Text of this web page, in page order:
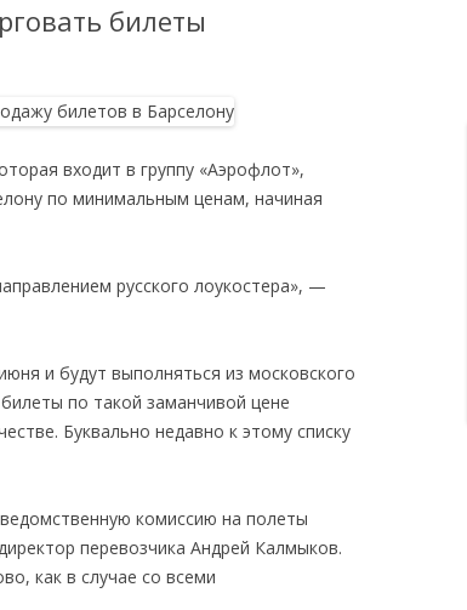
билеты
входит в группу «Аэрофлот»,
по минимальным ценам, начиная
русского лоукостера», —
и будут выполняться из московского
по такой заманчивой цене
Буквально недавно к этому списку
комиссию на полеты
перевозчика Андрей Калмыков.
как в случае со всеми